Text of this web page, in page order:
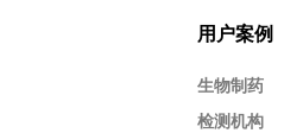
用户案例
生物制药
检测机构